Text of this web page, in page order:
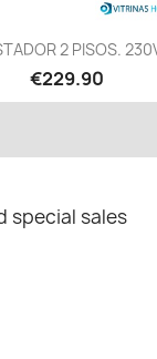
Quick view
2 PISOS.
€229.90
special sales